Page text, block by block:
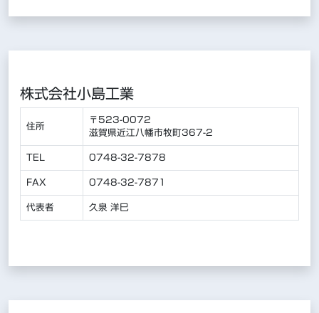
株式会社小島工業
住所
〒523-0072
滋賀県近江八幡市牧町367-2
TEL 0748-32-7878
FAX 0748-32-7871
代表者 久泉 洋巳